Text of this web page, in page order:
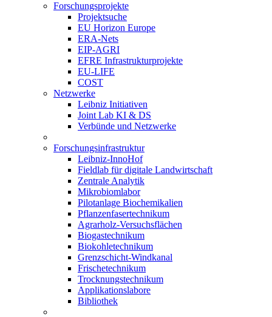
Forschungsprojekte
Projektsuche
EU Horizon Europe
ERA-Nets
EIP-AGRI
EFRE Infrastrukturprojekte
EU-LIFE
COST
Netzwerke
Leibniz Initiativen
Joint Lab KI & DS
Verbünde und Netzwerke
Forschungsinfrastruktur
Leibniz-InnoHof
Fieldlab für digitale Landwirtschaft
Zentrale Analytik
Mikrobiomlabor
Pilotanlage Biochemikalien
Pflanzenfasertechnikum
Agrarholz-Versuchsflächen
Biogastechnikum
Biokohletechnikum
Grenzschicht-Windkanal
Frischetechnikum
Trocknungstechnikum
Applikationslabore
Bibliothek